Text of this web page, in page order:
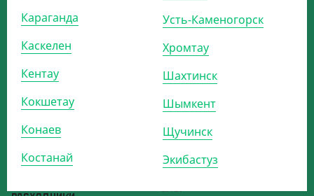
ОДНОРАЗОВАЯ УПАКОВКА
ОДНОРАЗОВАЯ ПОСУДА
БУМАЖНАЯ ПРОДУКЦИЯ
ДЛЯ ВЫПЕЧКИ
ПАКЕТЫ
О КОМПАНИИ
ДОСТАВКА И ОПЛАТА
КОНТАКТЫ
ВЫЗОВ ТОРГОВОГО
ПРЕДСТАВИТЕЛЯ
интернет-магазина Yans
Караганда
Каскелен
Кентау
Кокшетау
Конаев
Костанай
Усть-Каменогорск
Хромтау
Шахтинск
Шымкент
Щучинск
Экибастуз